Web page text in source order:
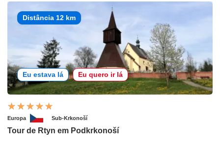
Distância 12 km
Eu estava lá Eu quero ir lá
Europa Sub-Krkonoší
Tour de Rtyn em Podkrkonoší